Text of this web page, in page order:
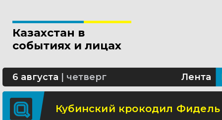
Казахстан в
событиях и лицах
6 августа четверг Лента
Школьница из Астаны
В области Абай построят
Кубинский крокодил